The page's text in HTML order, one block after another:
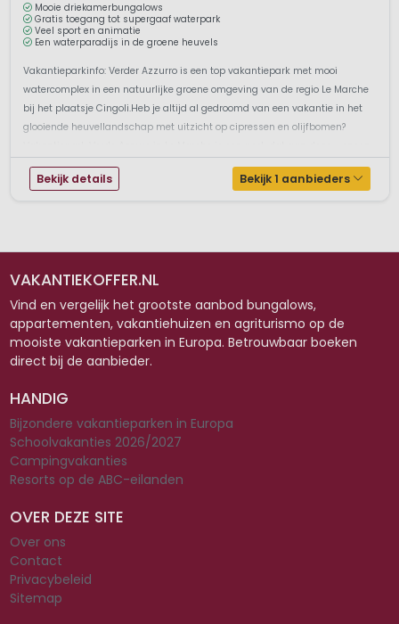
Mooie driekamerbungalows
Gratis toegang tot supergaaf waterpark
Veel sport en animatie
Een waterparadijs in de groene heuvels
Vakantieparkinfo: Verder Azzurro is een top vakantiepark met mooi
watercomplex in een natuurlijke groene omgeving van de regio Le Marche
bij het plaatsje Cingoli.Heb je altijd al gedroomd van een vakantie in het
glooiende heuvellandschap met uitzicht op cipressen en olijfbomen?
Bekijk details Bekijk 1 aanbieders
VAKANTIEKOFFER.NL
Vind en vergelijk het grootste aanbod bungalows,
appartementen, vakantiehuizen en agriturismo op de
mooiste vakantieparken in Europa. Betrouwbaar boeken
direct bij de aanbieder.
HANDIG
Bijzondere vakantieparken in Europa
Schoolvakanties 2026/2027
Campingvakanties
Resorts op de ABC-eilanden
OVER DEZE SITE
Over ons
Contact
Privacybeleid
Sitemap